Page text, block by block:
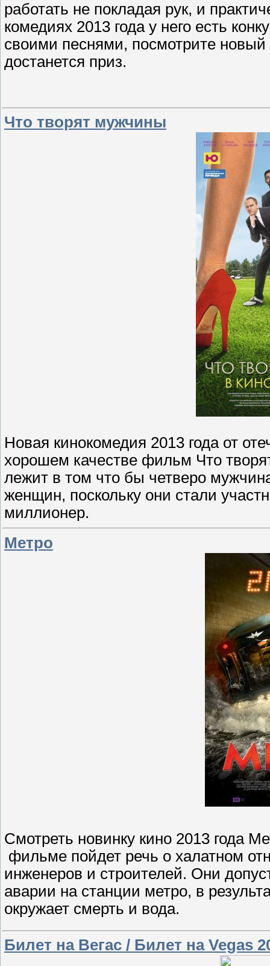
работать не покладая рук, и
комедиях 2013 года у него есть
своими песнями, посмотрите
достанется приз.
Что творят мужчины
Новая кинокомедия 2013 года от
хорошем качестве фильм Что
лежит в том что бы четверо
женщин, поскольку они стали
миллионер.
Метро
Смотреть новинку кино 2013 года
фильме пойдет речь о халатном
инженеров и строителей. Они
аварии на станции метро, в
окружает смерть и вода.
Билет на Вегас / Билет на Vegas